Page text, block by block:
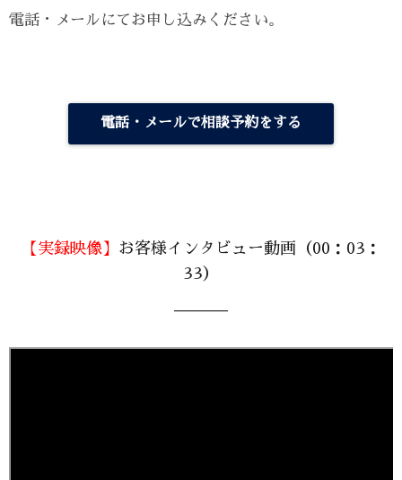
電話・メールにてお申し込みください。
電話・メールで相談予約をする
【実録映像】 お客様インタビュー動画（00：03：
33）